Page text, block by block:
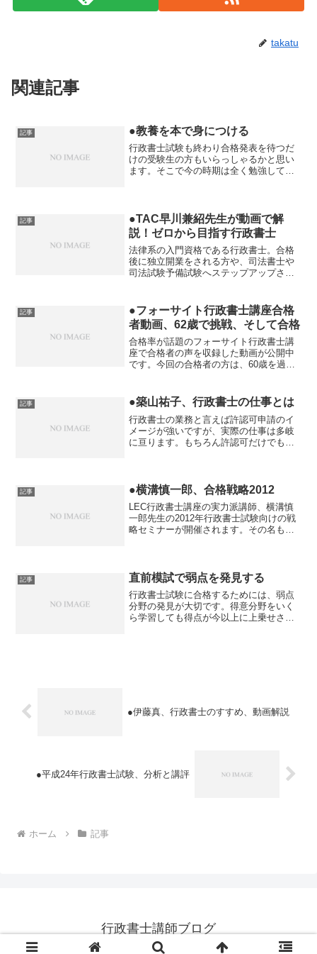
takatu
関連記事
記事 ●教養を本で身につける
行政書士試験も終わり合格発表を待つだ
けの受験生の方もいらっしゃるかと思い
ます。そこで今の時期は全く勉強してい
の方も多いでしょう。そこ...
記事
●TAC早川兼紹先生が動画で解
説！ゼロから目指す行政書士
法律系の入門資格である行政書士。合格
後に独立開業をされる方や、司法書士や
司法試験予備試験へステップアップされ
が、以前のような簡単な試験でありませ
ん。合格には単純な過去問の...
記事
●フォーサイト行政書士講座合格
者動画、62歳で挑戦、そして合格
合格率が話題のフォーサイト行政書士講
座で合格者の声を収録した動画が公開中
です。今回の合格者の方は、60歳を過ぎ
策の学習を開始されました。学習時間に
も制約があり、フォー...
記事 ●築山祐子、行政書士の仕事とは
行政書士の業務と言えば許認可申請のイ
メージが強いですが、実際の仕事は多岐
に亘ります。もちろん許認可だけでも、
などの入管関係業務なども...
記事 ●横溝慎一郎、合格戦略2012
LEC行政書士講座の実力派講師、横溝慎
一郎先生の2012年行政書士試験向けの戦
略セミナーが開催されます。その名も
る人と、...
記事 直前模試で弱点を発見する
行政書士試験に合格するためには、弱点
分野の発見が大切です。得意分野をいく
ら学習しても得点が今以上に上乗せされ
●伊藤真、行政書士のすすめ、動画解説
●平成24年行政書士試験、分析と講評
ホーム 記事
行政書士講師ブログ
© 2009 行政書士講師ブログ.